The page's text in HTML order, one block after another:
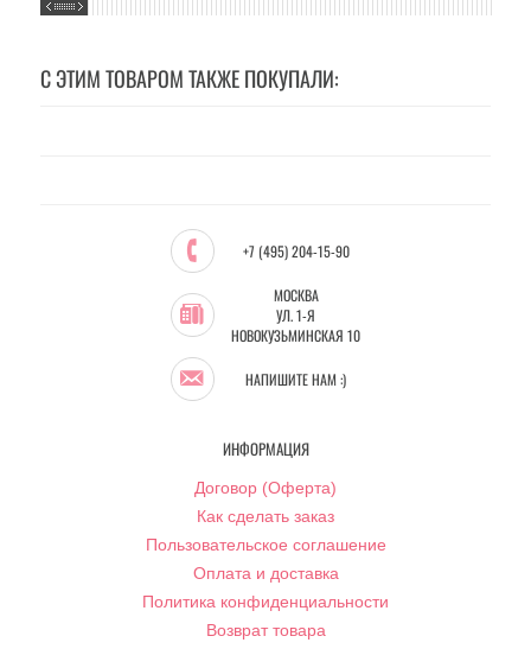
С ЭТИМ ТОВАРОМ ТАКЖЕ ПОКУПАЛИ:
+7 (495) 204-15-90
МОСКВА
УЛ. 1-Я
НОВОКУЗЬМИНСКАЯ 10
НАПИШИТЕ НАМ :)
ИНФОРМАЦИЯ
Договор (Оферта)
Как сделать заказ
Пользовательское соглашение
Оплата и доставка
Политика конфиденциальности
Возврат товара